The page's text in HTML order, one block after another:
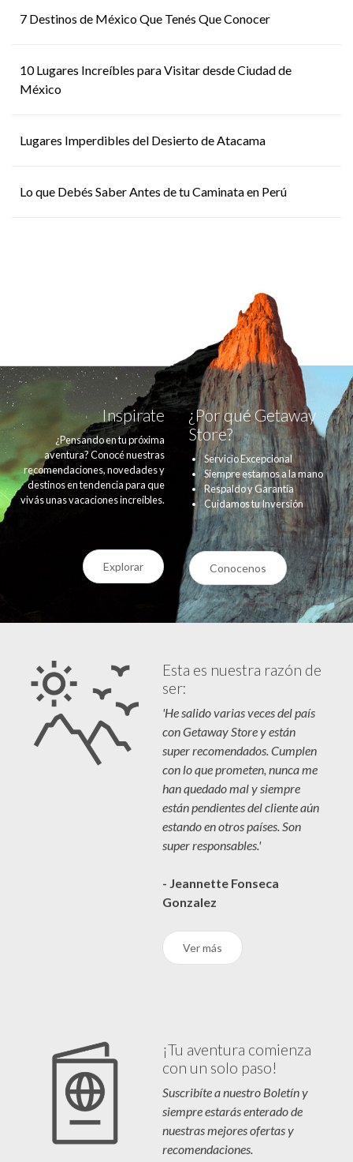
7 Destinos de México Que Tenés Que Conocer
10 Lugares Increíbles para Visitar desde Ciudad de
México
Lugares Imperdibles del Desierto de Atacama
Lo que Debés Saber Antes de tu Caminata en Perú
Inspirate
¿Pensando en tu próxima
aventura? Conocé nuestras
recomendaciones, novedades y
destinos en tendencia para que
vivás unas vacaciones increíbles.
¿Por qué Getaway
Store?
Servicio Excepcional
Siempre estamos a la mano
Respaldo y Garantía
Cuidamos tu Inversión
Explorar Conocenos
Esta es nuestra razón de
ser:
'He salido varias veces del país
con Getaway Store y están
super recomendados. Cumplen
con lo que prometen, nunca me
han quedado mal y siempre
están pendientes del cliente aún
estando en otros países. Son
super responsables.'
- Jeannette Fonseca
Gonzalez
Ver más
¡Tu aventura comienza
con un solo paso!
Suscribíte a nuestro Boletín y
siempre estarás enterado de
nuestras mejores ofertas y
recomendaciones.